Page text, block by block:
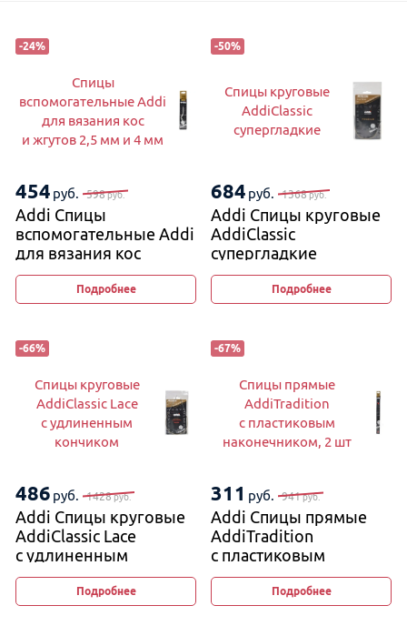
-24%
Спицы
вспомогательные Addi
для вязания кос
и жгутов 2,5 мм и 4 мм
454 руб. 598руб.
Addi Спицы
вспомогательные Addi
для вязания кос
и жгутов 2,5 мм и 4 мм
Подробнее
-50%
Спицы круговые
AddiClassic
супергладкие
684 руб. 1368руб.
Addi Спицы круговые
AddiClassic
супергладкие
Подробнее
-66%
Спицы круговые
AddiClassic Lace
с удлиненным
кончиком
486 руб. 1428руб.
Addi Спицы круговые
AddiClassic Lace
с удлиненным
кончиком
Подробнее
-67%
Спицы прямые
AddiTradition
с пластиковым
наконечником, 2 шт
311 руб. 941руб.
Addi Спицы прямые
AddiTradition
с пластиковым
наконечником, 2 шт
Подробнее